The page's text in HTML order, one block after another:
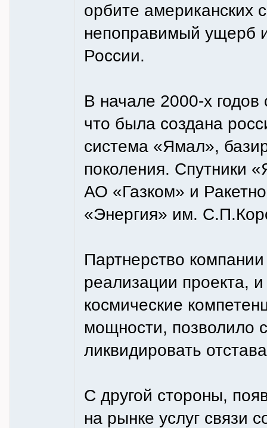
орбите американских
непоправимый ущерб
России.
В начале 2000-х годов
что была создана
система «Ямал»,
поколения. Спутники
АО «Газком» и
«Энергия» им.
Партнерство
реализации проекта,
космические
мощности, позволило
ликвидировать
С другой стороны,
на рынке услуг связи